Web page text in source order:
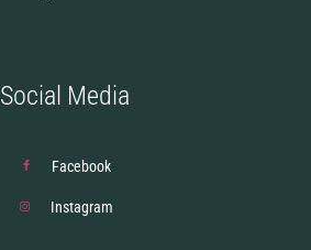
Social Media
Facebook
Instagram